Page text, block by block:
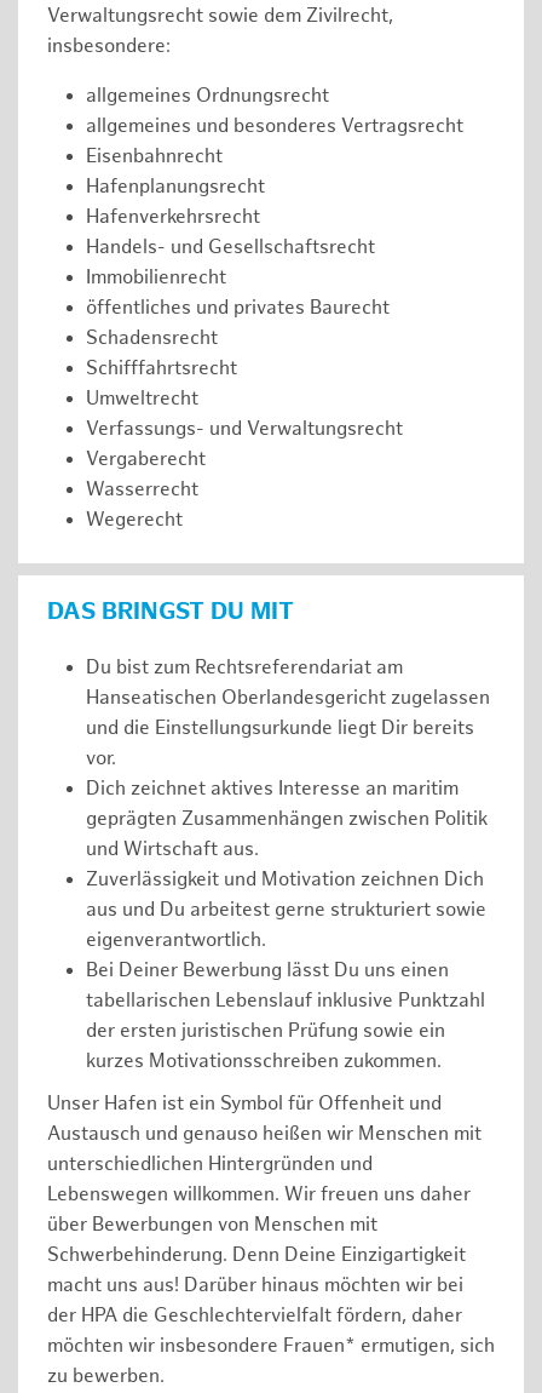
Verwaltungsrecht sowie dem Zivilrecht,
insbesondere:
allgemeines Ordnungsrecht
allgemeines und besonderes Vertragsrecht
Eisenbahnrecht
Hafenplanungsrecht
Hafenverkehrsrecht
Handels- und Gesellschaftsrecht
Immobilienrecht
öffentliches und privates Baurecht
Schadensrecht
Schifffahrtsrecht
Umweltrecht
Verfassungs- und Verwaltungsrecht
Vergaberecht
Wasserrecht
Wegerecht
DAS BRINGST DU MIT
Du bist zum Rechtsreferendariat am
Hanseatischen Oberlandesgericht zugelassen
und die Einstellungsurkunde liegt Dir bereits
vor.
Dich zeichnet aktives Interesse an maritim
geprägten Zusammenhängen zwischen Politik
und Wirtschaft aus.
Zuverlässigkeit und Motivation zeichnen Dich
aus und Du arbeitest gerne strukturiert sowie
eigenverantwortlich.
Bei Deiner Bewerbung lässt Du uns einen
tabellarischen Lebenslauf inklusive Punktzahl
der ersten juristischen Prüfung sowie ein
kurzes Motivationsschreiben zukommen.
Unser Hafen ist ein Symbol für Offenheit und
Austausch und genauso heißen wir Menschen mit
unterschiedlichen Hintergründen und
Lebenswegen willkommen. Wir freuen uns daher
über Bewerbungen von Menschen mit
Schwerbehinderung. Denn Deine Einzigartigkeit
macht uns aus! Darüber hinaus möchten wir bei
der HPA die Geschlechtervielfalt fördern, daher
möchten wir insbesondere Frauen* ermutigen, sich
zu bewerben.